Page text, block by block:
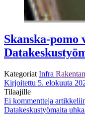
Skanska-pomo
Kategoriat Infra
Kirjoitettu 5. elokuuta
Tilaajille
Ei kommentteja
Datakeskustyömaita